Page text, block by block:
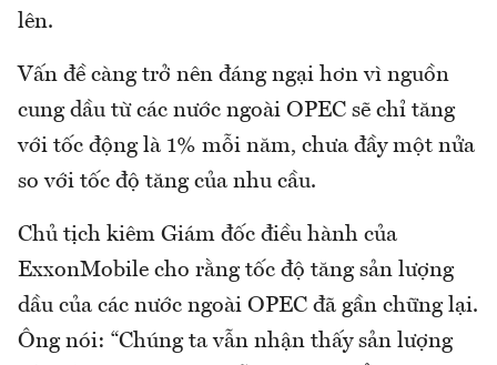
lên.
Vấn đề càng trở nên đáng ngại hơn vì nguồn
cung dầu từ các nước ngoài OPEC sẽ chỉ tăng
với tốc động là 1% mỗi năm, chưa đầy một nửa
so với tốc độ tăng của nhu cầu.
Chủ tịch kiêm Giám đốc điều hành của
ExxonMobile cho rằng tốc độ tăng sản lượng
dầu của các nước ngoài OPEC đã gần chững lại.
Ông nói: “Chúng ta vẫn nhận thấy sản lượng